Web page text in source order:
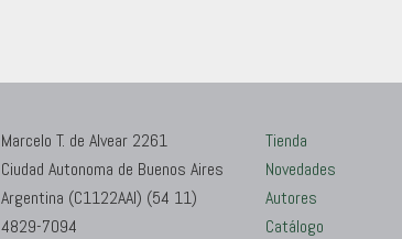
Marcelo T. de Alvear 2261
Ciudad Autonoma de Buenos Aires
Argentina (C1122AAI) (54 11)
4829-7094
Tienda
Novedades
Autores
Catálogo